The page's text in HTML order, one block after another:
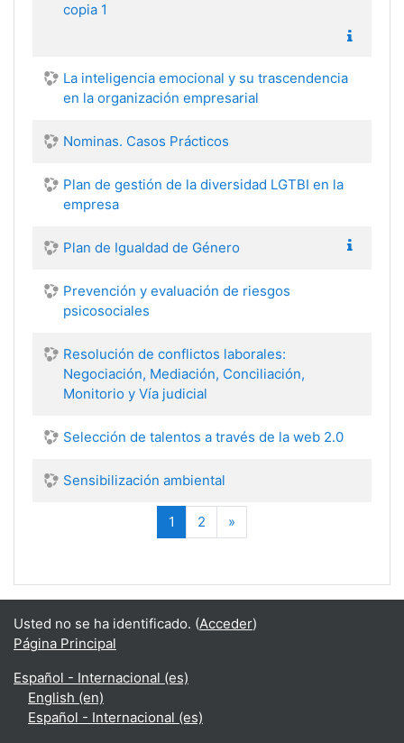
copia 1
La inteligencia emocional y su trascendencia
en la organización empresarial
Nominas. Casos Prácticos
Plan de gestión de la diversidad LGTBI en la
empresa
Plan de Igualdad de Género
Prevención y evaluación de riesgos
psicosociales
Resolución de conflictos laborales:
Negociación, Mediación, Conciliación,
Monitorio y Vía judicial
Selección de talentos a través de la web 2.0
Sensibilización ambiental
1 (actual)
2 »
Usted no se ha identificado. (Acceder)
Página Principal
Español - Internacional ‎(es)‎
English ‎(en)‎
Español - Internacional ‎(es)‎